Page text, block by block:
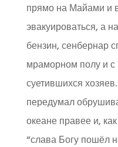
прямо на Майами и
эвакуироваться, а
бензин, сенбернар
мраморном полу и
суетившихся
передумал
океане правее и,
“слава Богу пошёл